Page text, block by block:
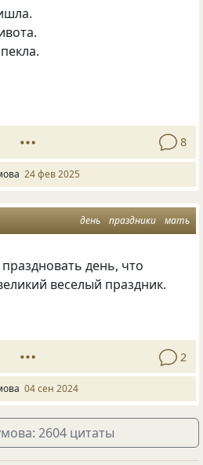
8
24 фев 2025
день праздники мать
день, что
веселый праздник.
2
04 сен 2024
2604 цитаты